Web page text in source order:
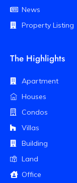
News
Property Listing
The Highlights
Apartment
Houses
Condos
Villas
Building
Land
Office